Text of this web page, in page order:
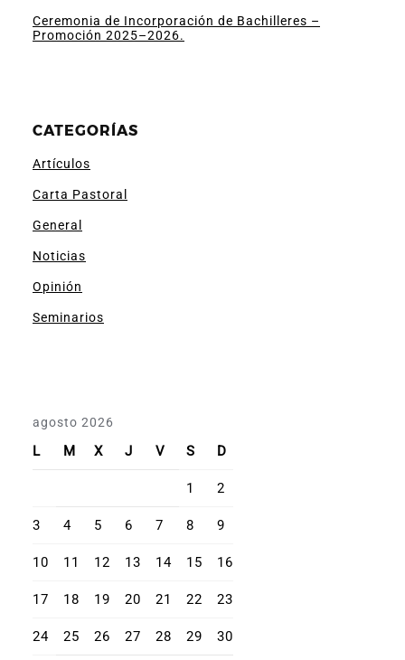
Ceremonia de Incorporación de Bachilleres –
Promoción 2025–2026.
CATEGORÍAS
Artículos
Carta Pastoral
General
Noticias
Opinión
Seminarios
agosto 2026
L M X J V S D
1 2
3 4 5 6 7 8 9
10 11 12 13 14 15 16
17 18 19 20 21 22 23
24 25 26 27 28 29 30